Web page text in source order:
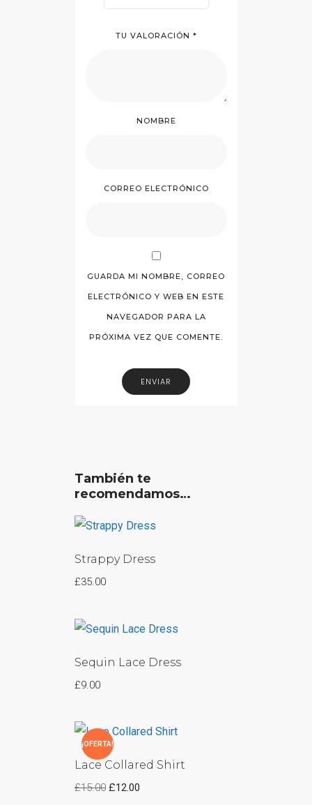
TU VALORACIÓN *
NOMBRE
CORREO ELECTRÓNICO
GUARDA MI NOMBRE, CORREO
ELECTRÓNICO Y WEB EN ESTE
NAVEGADOR PARA LA
PRÓXIMA VEZ QUE COMENTE.
También te
recomendamos…
Strappy Dress
£35.00
Sequin Lace Dress
£9.00
¡OFERTA!
Lace Collared Shirt
£15.00 £12.00